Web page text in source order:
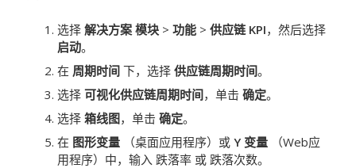
选择 解决方案 模块 > 功能 > 供应链 KPI，然后选择
启动。
在 周期时间 下，选择 供应链周期时间。
选择 可视化供应链周期时间，单击 确定。
选择 箱线图，单击 确定。
在 图形变量 （桌面应用程序）或 Y 变量 （Web应
用程序）中，输入 跌落率 或 跌落次数。